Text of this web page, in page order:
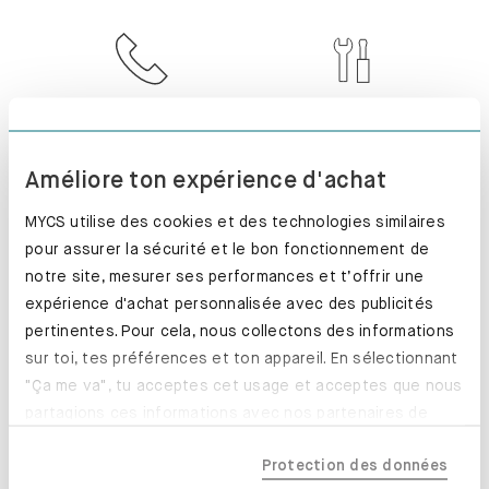
Améliore ton expérience d'achat
MYCS utilise des cookies et des technologies similaires
pour assurer la sécurité et le bon fonctionnement de
notre site, mesurer ses performances et t’offrir une
expérience d'achat personnalisée avec des publicités
pertinentes. Pour cela, nous collectons des informations
sur toi, tes préférences et ton appareil. En sélectionnant
"Ça me va", tu acceptes cet usage et acceptes que nous
tes données pourraient être traitées en dehors de l'UE,
Protection des données
RETOUR SOUS 100
JOURS
PRODUCTION
EXPRESS